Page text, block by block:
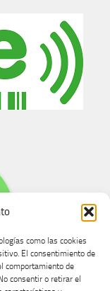
como las cookies
El consentimiento de
comportamiento de
consentir o retirar el